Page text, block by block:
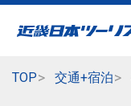
TOP 交通+宿泊